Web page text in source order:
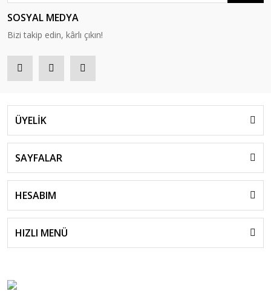
SOSYAL MEDYA
Bizi takip edin, kârlı çıkın!
ÜYELİK
SAYFALAR
HESABIM
HIZLI MENÜ